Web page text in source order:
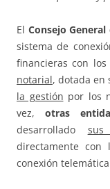
El Consejo
sistema de
financieras con
notarial, dotada en
la gestión por los
vez,otras
desarrollado sus
directamente
conexión